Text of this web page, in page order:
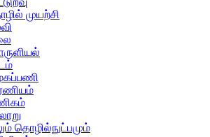
முயற்சி
தொழில்நுட்பமும்